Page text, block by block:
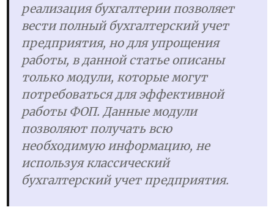
реализация бухгалтерии позволяет
вести полный бухгалтерский учет
предприятия, но для упрощения
работы, в данной статье описаны
только модули, которые могут
потребоваться для эффективной
работы ФОП. Данные модули
позволяют получать всю
необходимую информацию, не
используя классический
бухгалтерский учет предприятия.